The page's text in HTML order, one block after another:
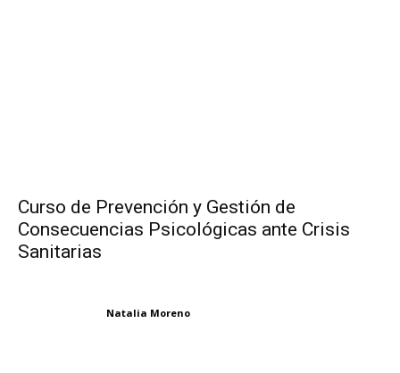
Curso de Prevención y Gestión de
Consecuencias Psicológicas ante Crisis
Sanitarias
Natalia Moreno